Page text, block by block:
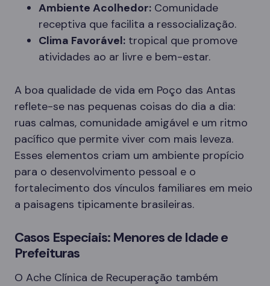
Ambiente Acolhedor: Comunidade
receptiva que facilita a ressocialização.
Clima Favorável: tropical que promove
atividades ao ar livre e bem-estar.
A boa qualidade de vida em Poço das Antas
reflete-se nas pequenas coisas do dia a dia:
ruas calmas, comunidade amigável e um ritmo
pacífico que permite viver com mais leveza.
Esses elementos criam um ambiente propício
para o desenvolvimento pessoal e o
fortalecimento dos vínculos familiares em meio
a paisagens tipicamente brasileiras.
Casos Especiais: Menores de Idade e
Prefeituras
O Ache Clínica de Recuperação também